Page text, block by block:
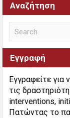
Αναζήτηση
Εγγραφή
Εγγραφείτε για
τις
interventions,
Πατώντας το